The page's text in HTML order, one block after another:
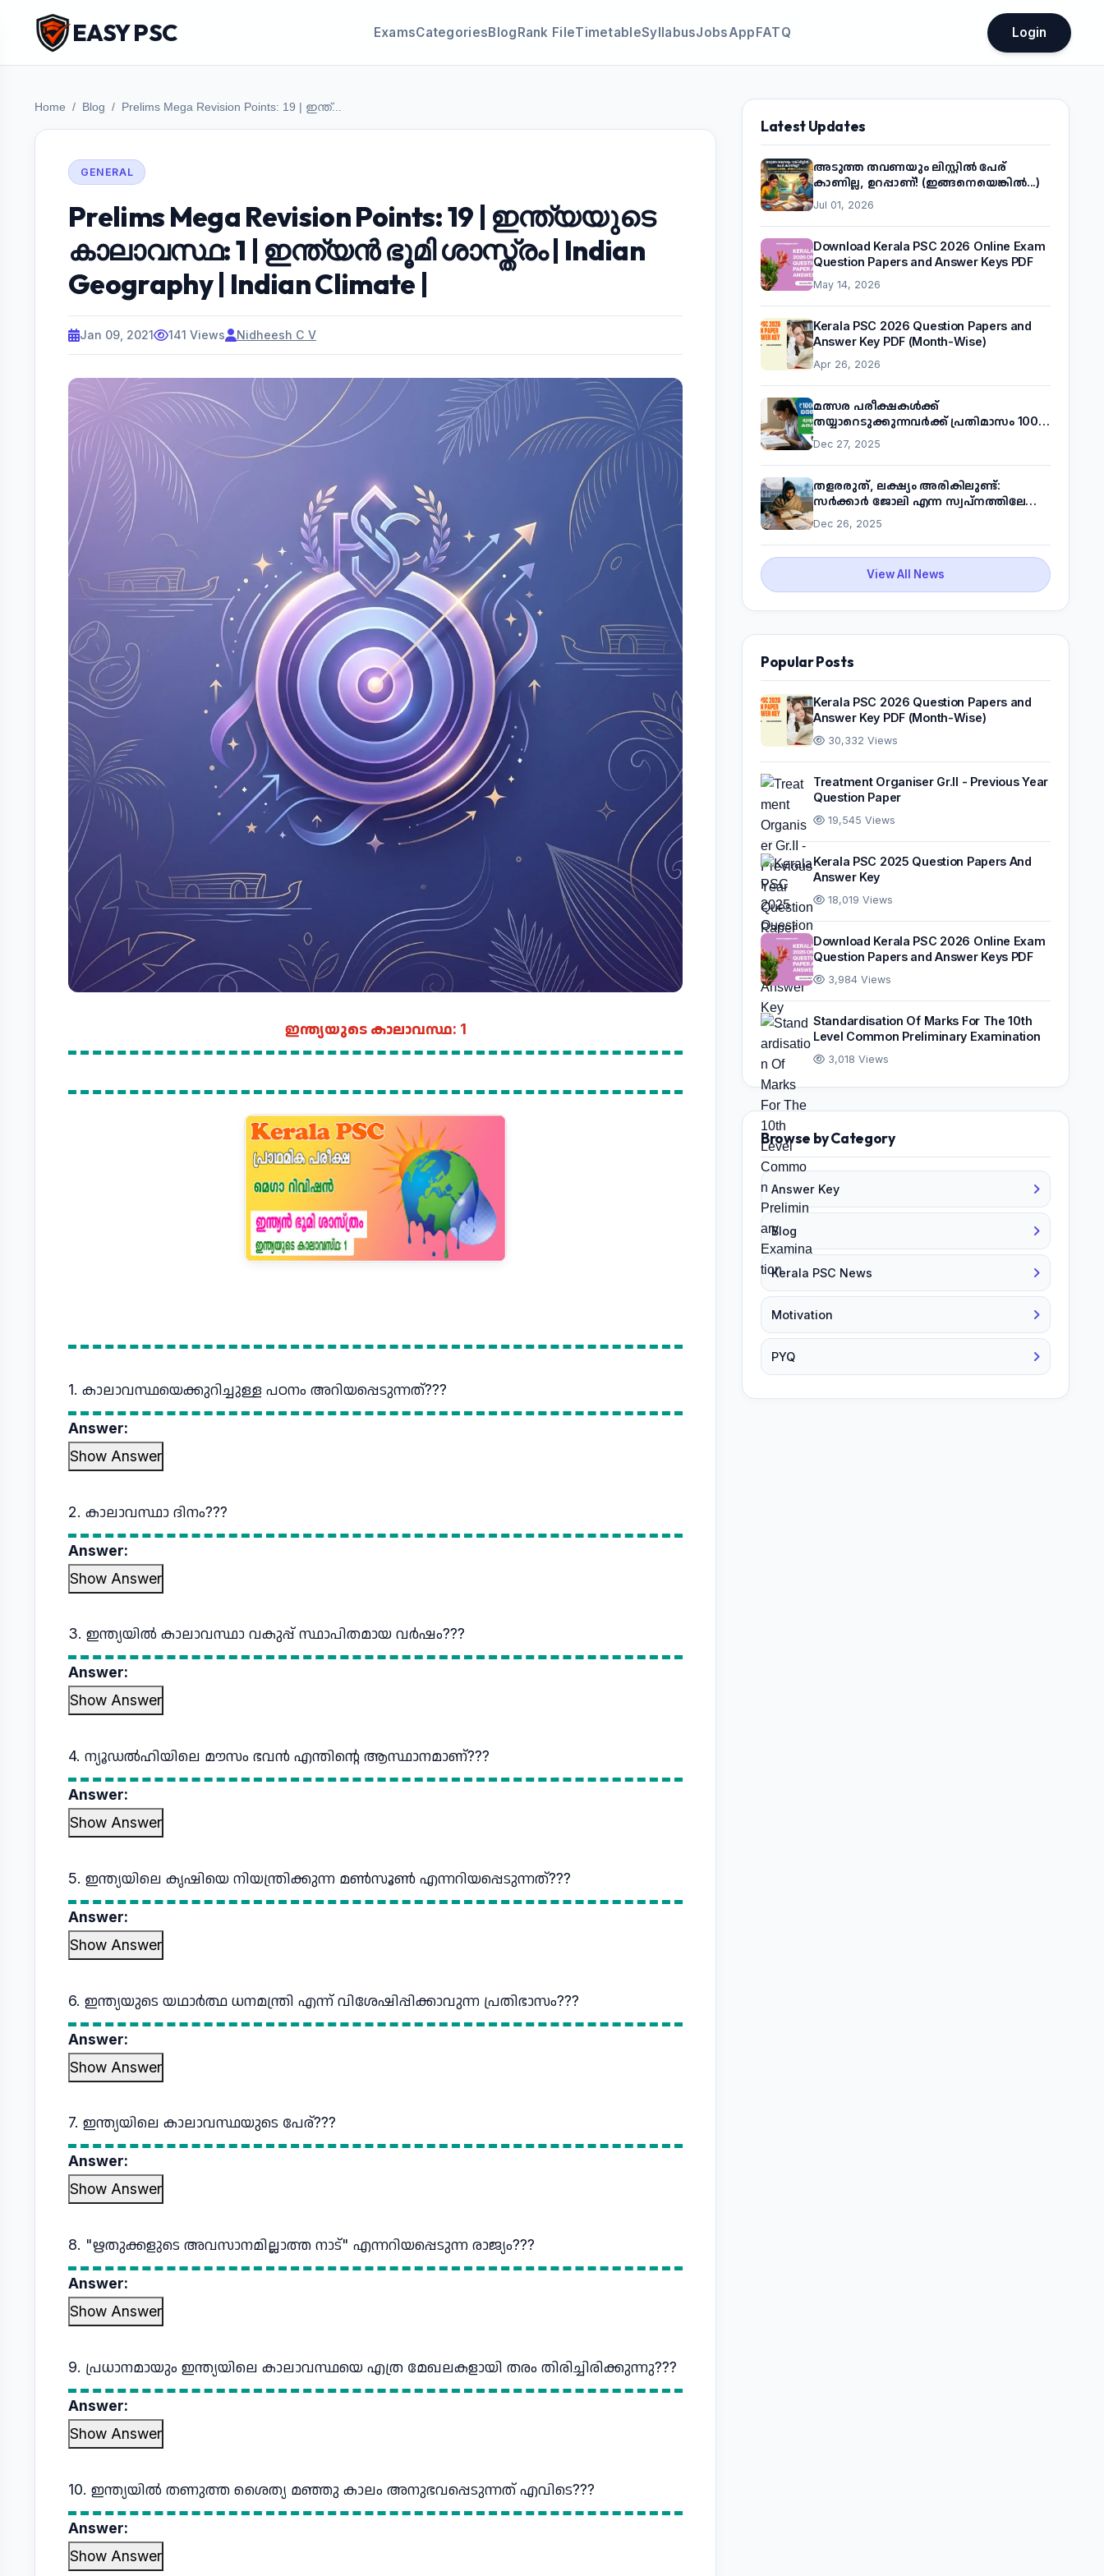
EASY PSC ExamsCategoriesBlogRank FileTimetableSyllabusJobsAppFATQ Login
Home Blog Prelims Mega Revision Points: 19 | ഇന്ത്...
GENERAL
Prelims Mega Revision Points: 19 | ഇന്ത്യയുടെ
കാലാവസ്ഥ: 1 | ഇന്ത്യൻ ഭൂമി ശാസ്ത്രം | Indian
Geography | Indian Climate |
Jan 09, 2021 141 Views Nidheesh C V
ഇന്ത്യയുടെ കാലാവസ്ഥ: 1
1. കാലാവസ്ഥയെക്കുറിച്ചുള്ള പഠനം അറിയപ്പെടുന്നത്???
Answer:
Show Answer
2. കാലാവസ്ഥാ ദിനം???
Answer:
Show Answer
3. ഇന്ത്യയിൽ കാലാവസ്ഥാ വകുപ്പ് സ്ഥാപിതമായ വർഷം???
Answer:
Show Answer
4. ന്യൂഡൽഹിയിലെ മൗസം ഭവൻ എന്തിന്റെ ആസ്ഥാനമാണ്???
Answer:
Show Answer
5. ഇന്ത്യയിലെ കൃഷിയെ നിയന്ത്രിക്കുന്ന മൺസൂൺ എന്നറിയപ്പെടുന്നത്???
Answer:
Show Answer
6. ഇന്ത്യയുടെ യഥാർത്ഥ ധനമന്ത്രി എന്ന് വിശേഷിപ്പിക്കാവുന്ന പ്രതിഭാസം???
Answer:
Show Answer
7. ഇന്ത്യയിലെ കാലാവസ്ഥയുടെ പേര്???
Answer:
Show Answer
8. "ഋതുക്കളുടെ അവസാനമില്ലാത്ത നാട്" എന്നറിയപ്പെടുന്ന രാജ്യം???
Answer:
Show Answer
9. പ്രധാനമായും ഇന്ത്യയിലെ കാലാവസ്ഥയെ എത്ര മേഖലകളായി തരം തിരിച്ചിരിക്കുന്നു???
Answer:
Show Answer
10. ഇന്ത്യയിൽ തണുത്ത ശൈത്യ മഞ്ഞു കാലം അനുഭവപ്പെടുന്നത് എവിടെ???
Answer:
Show Answer
Latest Updates
അടുത്ത തവണയും ലിസ്റ്റിൽ പേര്
കാണില്ല, ഉറപ്പാണ്! (ഇങ്ങനെയെങ്കിൽ...)
Jul 01, 2026
Download Kerala PSC 2026 Online Exam
Question Papers and Answer Keys PDF
May 14, 2026
Kerala PSC 2026 Question Papers and
Answer Key PDF (Month-Wise)
Apr 26, 2026
മത്സര പരീക്ഷകൾക്ക്
തയ്യാറെടുക്കുന്നവർക്ക് പ്രതിമാസം 1000
പദ്ധതിയെക്കുറിച്ച് അറിയാം
Dec 27, 2025
തളരരുത്, ലക്ഷ്യം അരികിലുണ്ട്:
സർക്കാർ ജോലി എന്ന സ്വപ്നത്തിലേക്ക്
Dec 26, 2025
View All News
Popular Posts
Kerala PSC 2026 Question Papers and
Answer Key PDF (Month-Wise)
30,332 Views
Treatment Organiser Gr.II - Previous Year
Question Paper
19,545 Views
Kerala PSC 2025 Question Papers And
Answer Key
18,019 Views
Download Kerala PSC 2026 Online Exam
Question Papers and Answer Keys PDF
3,984 Views
Standardisation Of Marks For The 10th
Level Common Preliminary Examination
3,018 Views
Browse by Category
Answer Key
Blog
Kerala PSC News
Motivation
PYQ